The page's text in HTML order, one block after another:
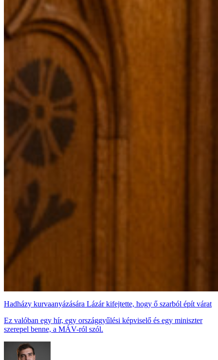
Hadházy kurvaanyázására Lázár kifejtette, hogy ő szarból épít várat
Ez valóban egy hír, egy országgyűlési képviselő és egy miniszter
szerepel benne, a MÁV-ról szól.